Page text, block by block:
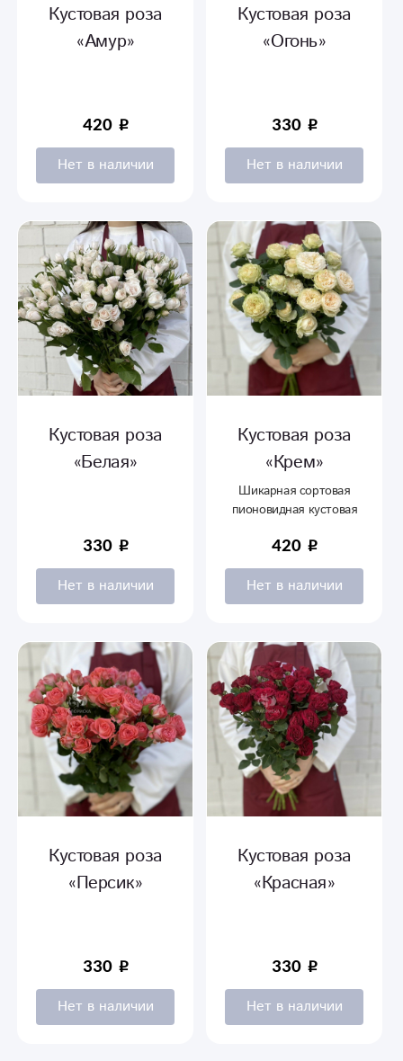
Кустовая роза
«Амур»
420
Нет в наличии
Кустовая роза
«Огонь»
330
Нет в наличии
Кустовая роза
«Белая»
330
Нет в наличии
Кустовая роза
«Крем»
Шикарная сортовая
пионовидная кустовая
420
Нет в наличии
Кустовая роза
«Персик»
330
Нет в наличии
Кустовая роза
«Красная»
330
Нет в наличии